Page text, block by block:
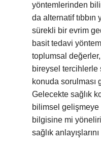
yöntemlerinden
da alternatif
sürekli bir evrim
basit tedavi
toplumsal
bireysel tercihlerle
konuda sorulması
Gelecekte sağlık
bilimsel
bilgisine mi
sağlık